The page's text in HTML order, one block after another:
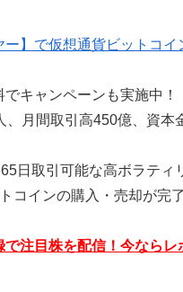
ー】で仮想通貨ビットコイ
キャンペーンも実施中！
、月間取引高450億、資本
日取引可能な高ボラティ
コインの購入・売却が完了
で注目株を配信！今ならレ